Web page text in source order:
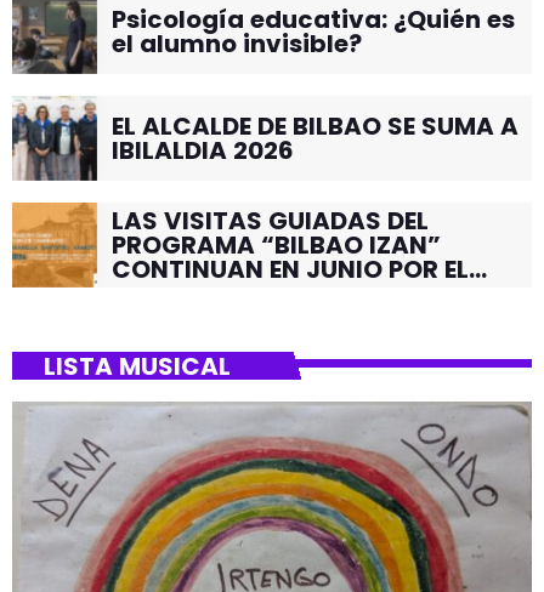
Psicología educativa: ¿Quién es
el alumno invisible?
EL ALCALDE DE BILBAO SE SUMA A
IBILALDIA 2026
LAS VISITAS GUIADAS DEL
PROGRAMA “BILBAO IZAN”
CONTINUAN EN JUNIO POR EL
LISTA MUSICAL